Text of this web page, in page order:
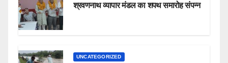
श्रवणनाथ व्यापार मंडल का शपथ समारोह संपन्न
UNCATEGORIZED